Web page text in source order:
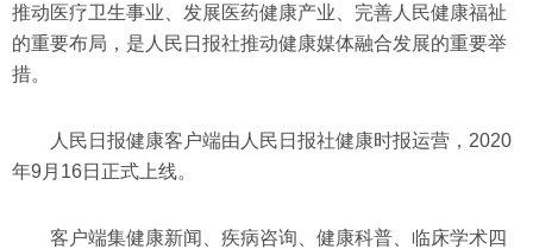
推动医疗卫生事业、发展医药健康产业、完善人民健康福祉
的重要布局，是人民日报社推动健康媒体融合发展的重要举
措。
人民日报健康客户端由人民日报社健康时报运营，2020
年9月16日正式上线。
客户端集健康新闻、疾病咨询、健康科普、临床学术四